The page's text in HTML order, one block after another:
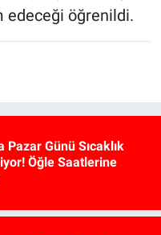
edeceği öğrenildi.
Pazar Günü Sıcaklık
Öğle Saatlerine